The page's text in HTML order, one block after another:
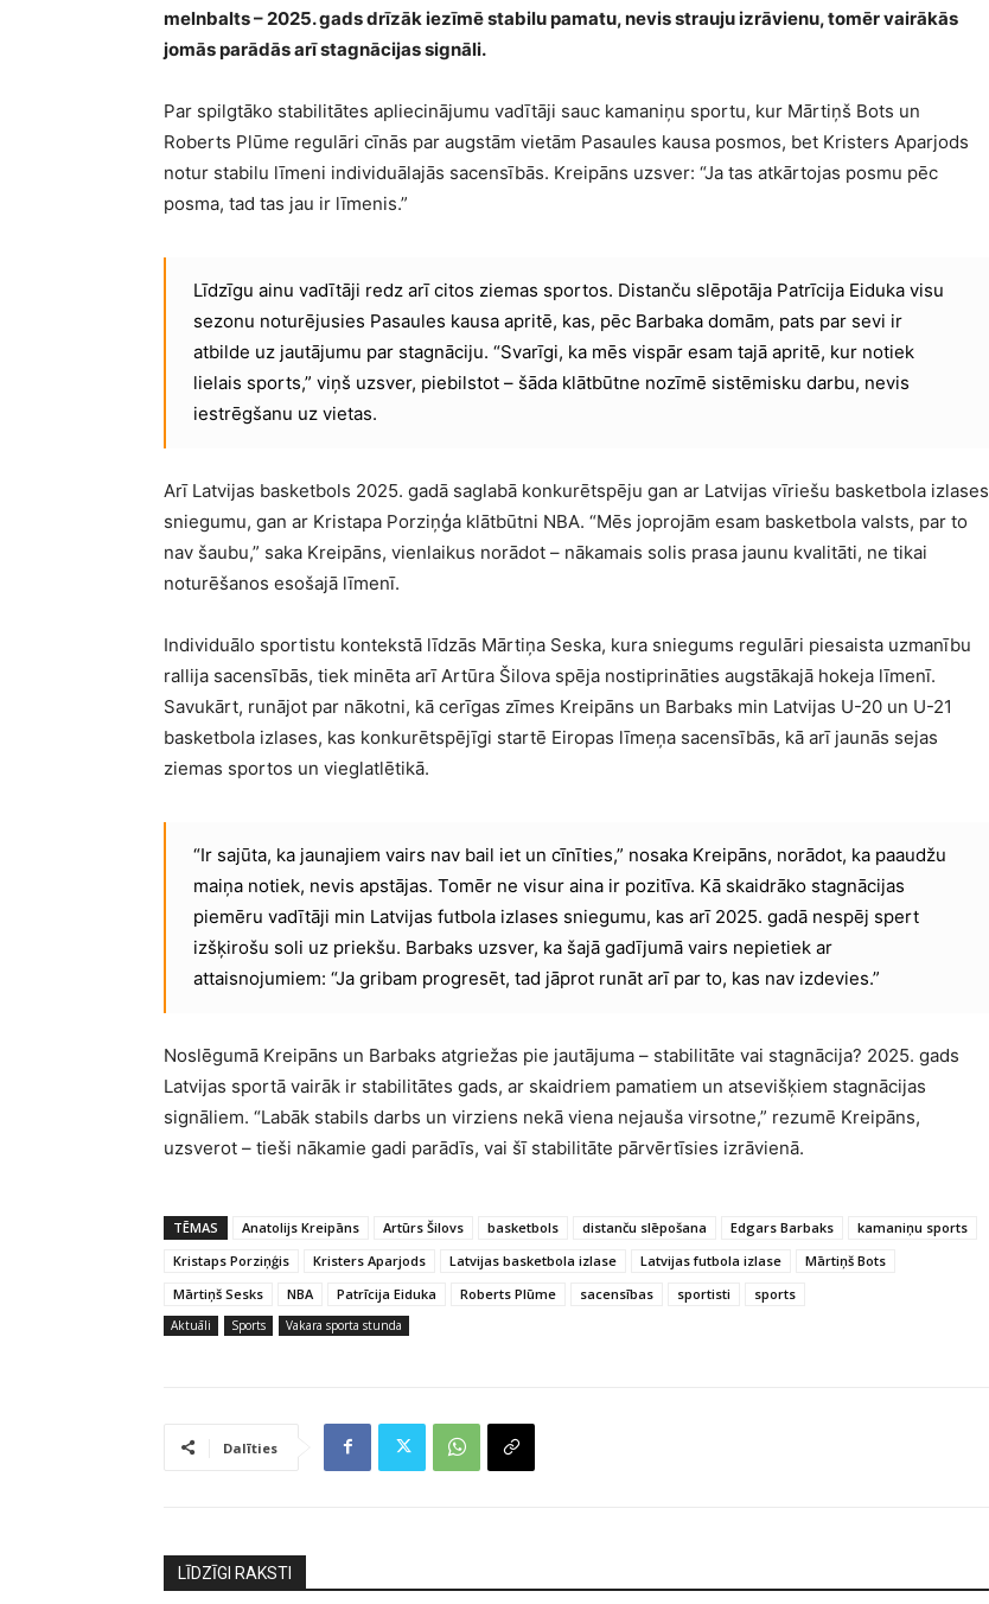
melnbalts – 2025. gads drīzāk iezīmē stabilu pamatu, nevis strauju izrāvienu, tomēr vairākās
jomās parādās arī stagnācijas signāli.
Par spilgtāko stabilitātes apliecinājumu vadītāji sauc kamaniņu sportu, kur Mārtiņš Bots un
Roberts Plūme regulāri cīnās par augstām vietām Pasaules kausa posmos, bet Kristers Aparjods
notur stabilu līmeni individuālajās sacensībās. Kreipāns uzsver: “Ja tas atkārtojas posmu pēc
posma, tad tas jau ir līmenis.”
Līdzīgu ainu vadītāji redz arī citos ziemas sportos. Distanču slēpotāja Patrīcija Eiduka visu
sezonu noturējusies Pasaules kausa apritē, kas, pēc Barbaka domām, pats par sevi ir
atbilde uz jautājumu par stagnāciju. “Svarīgi, ka mēs vispār esam tajā apritē, kur notiek
lielais sports,” viņš uzsver, piebilstot – šāda klātbūtne nozīmē sistēmisku darbu, nevis
iestrēgšanu uz vietas.
Arī Latvijas basketbols 2025. gadā saglabā konkurētspēju gan ar Latvijas vīriešu basketbola izlases
sniegumu, gan ar Kristapa Porziņģa klātbūtni NBA. “Mēs joprojām esam basketbola valsts, par to
nav šaubu,” saka Kreipāns, vienlaikus norādot – nākamais solis prasa jaunu kvalitāti, ne tikai
noturēšanos esošajā līmenī.
Individuālo sportistu kontekstā līdzās Mārtiņa Seska, kura sniegums regulāri piesaista uzmanību
rallija sacensībās, tiek minēta arī Artūra Šilova spēja nostiprināties augstākajā hokeja līmenī.
Savukārt, runājot par nākotni, kā cerīgas zīmes Kreipāns un Barbaks min Latvijas U-20 un U-21
basketbola izlases, kas konkurētspējīgi startē Eiropas līmeņa sacensībās, kā arī jaunās sejas
ziemas sportos un vieglatlētikā.
“Ir sajūta, ka jaunajiem vairs nav bail iet un cīnīties,” nosaka Kreipāns, norādot, ka paaudžu
maiņa notiek, nevis apstājas. Tomēr ne visur aina ir pozitīva. Kā skaidrāko stagnācijas
piemēru vadītāji min Latvijas futbola izlases sniegumu, kas arī 2025. gadā nespēj spert
izšķirošu soli uz priekšu. Barbaks uzsver, ka šajā gadījumā vairs nepietiek ar
attaisnojumiem: “Ja gribam progresēt, tad jāprot runāt arī par to, kas nav izdevies.”
Noslēgumā Kreipāns un Barbaks atgriežas pie jautājuma – stabilitāte vai stagnācija? 2025. gads
Latvijas sportā vairāk ir stabilitātes gads, ar skaidriem pamatiem un atsevišķiem stagnācijas
signāliem. “Labāk stabils darbs un virziens nekā viena nejauša virsotne,” rezumē Kreipāns,
uzsverot – tieši nākamie gadi parādīs, vai šī stabilitāte pārvērtīsies izrāvienā.
TĒMAS Anatolijs Kreipāns Artūrs Šilovs basketbols distanču slēpošana Edgars Barbaks
kamaniņu sports
Kristaps Porziņģis
Kristers Aparjods Latvijas basketbola izlase Latvijas futbola izlase
Mārtiņš Bots
Mārtiņš Sesks
NBA Patrīcija Eiduka Roberts Plūme sacensības sportisti sports
Aktuāli Sports Vakara sporta stunda
Dalīties
LĪDZĪGI RAKSTI